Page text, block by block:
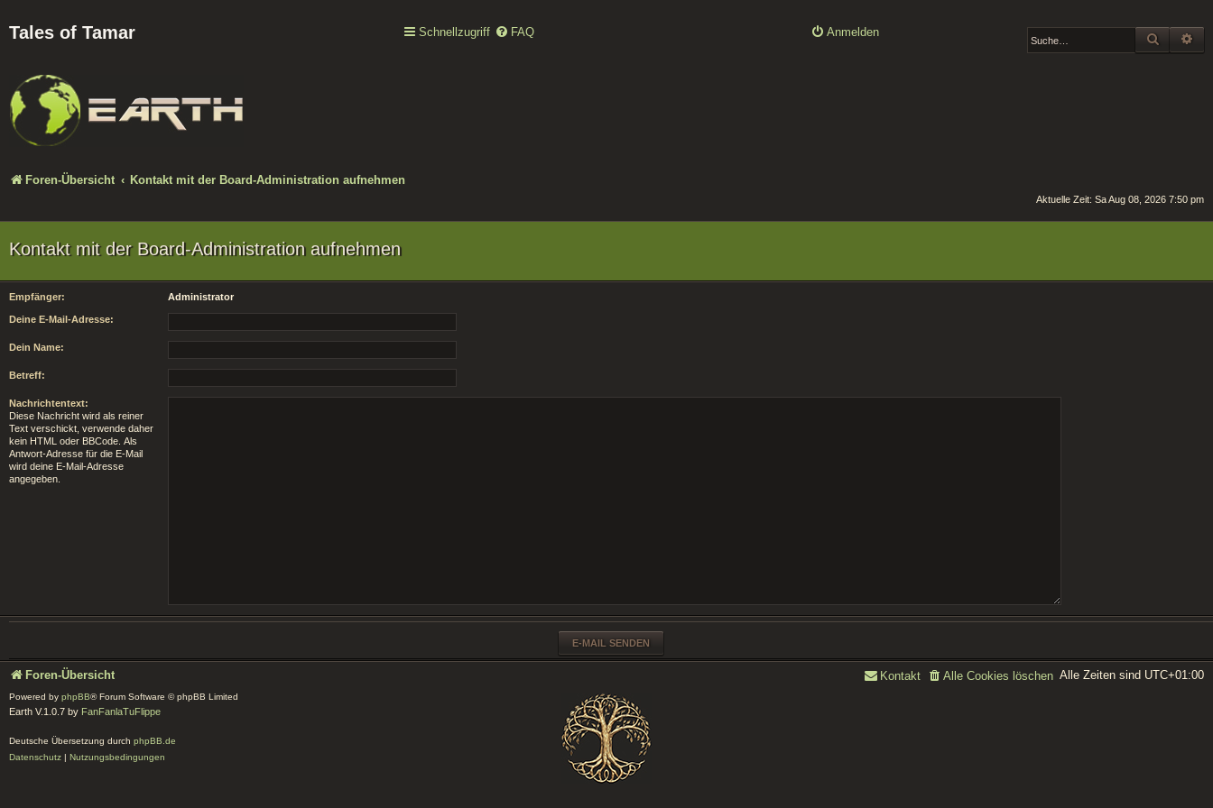
Tales of Tamar Schnellzugriff FAQ Anmelden SUCHE
Foren-Übersicht Kontakt mit der Board-Administration aufnehmen
Aktuelle Zeit: Sa Aug 08, 2026 7:50 pm
Kontakt mit der Board-Administration aufnehmen
Empfänger: Administrator
Deine E-Mail-Adresse:
Dein Name:
Betreff:
Nachrichtentext:
Diese Nachricht wird als reiner
Text verschickt, verwende daher
kein HTML oder BBCode. Als
Antwort-Adresse für die E-Mail
wird deine E-Mail-Adresse
angegeben.
Foren-Übersicht Alle Zeiten sind UTC+01:00
Alle Cookies löschen
Kontakt
Powered by phpBB® Forum Software © phpBB Limited
Earth V.1.0.7 by FanFanlaTuFlippe
Deutsche Übersetzung durch phpBB.de
Datenschutz | Nutzungsbedingungen